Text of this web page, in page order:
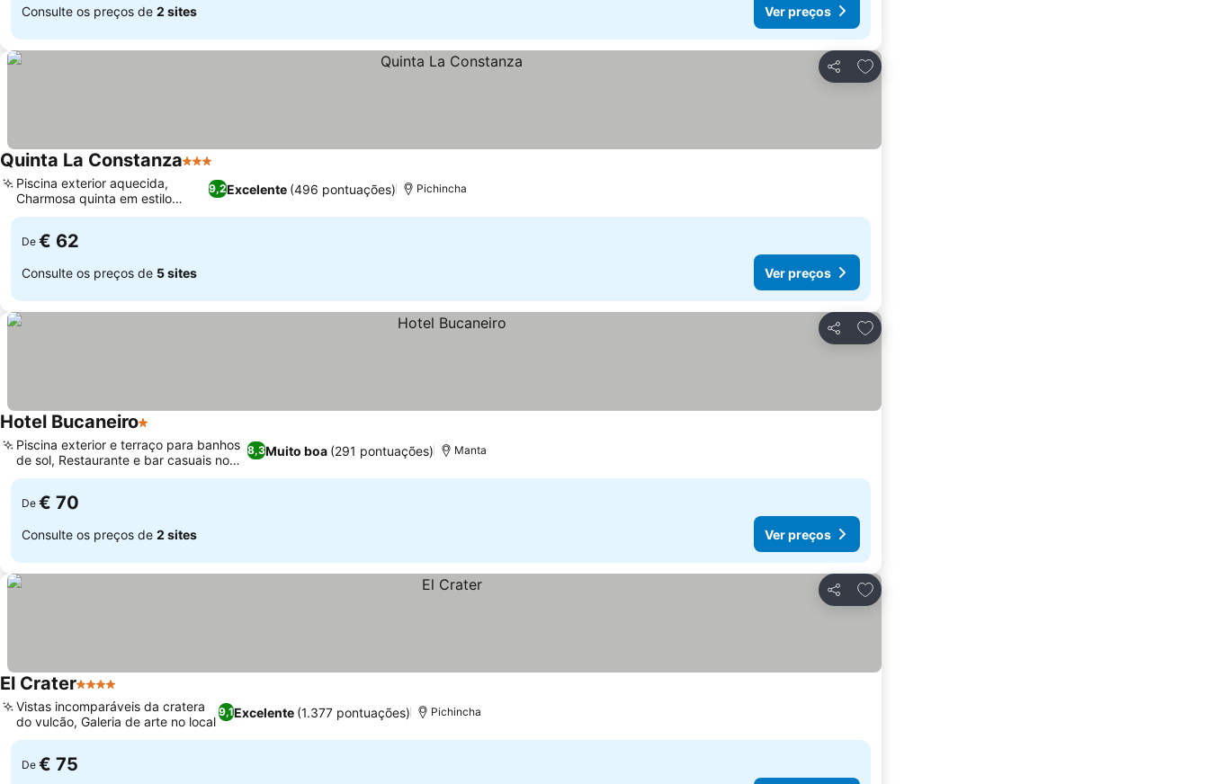
Consulte os preços de 2 sites Ver preços
Partilhar
Adicionar aos favoritos
Quinta La Constanza3 Estrelas
9,2Excelente (496 pontuações)
Piscina exterior aquecida,
Charmosa quinta em estilo
europeu
Pichincha
De € 62
Consulte os preços de 5 sites Ver preços
Partilhar
Adicionar aos favoritos
Hotel Bucaneiro1 Estrelas
8,3Muito boa (291 pontuações)
Piscina exterior e terraço para banhos
de sol, Restaurante e bar casuais no
local
Manta
De € 70
Consulte os preços de 2 sites Ver preços
Partilhar
Adicionar aos favoritos
El Crater4 Estrelas
9,1Excelente (1.377 pontuações)
Vistas incomparáveis da cratera
do vulcão, Galeria de arte no local
Pichincha
De € 75